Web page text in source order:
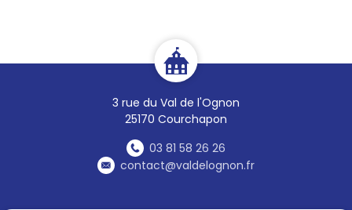
3 rue du Val de l'Ognon
25170 Courchapon
03 81 58 26 26
contact@valdelognon.fr